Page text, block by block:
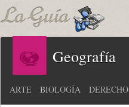
Geografía
ARTE BIOLOGÍA DERECHO